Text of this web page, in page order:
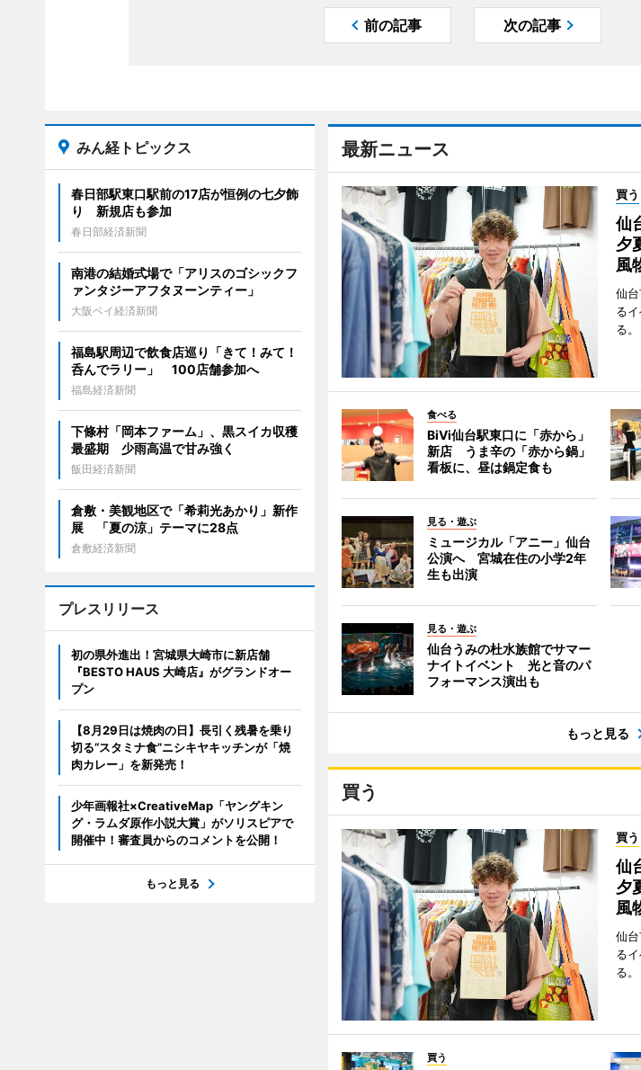
前の記事 次の記事
最新ニュース
買う
仙
夕
風
仙
る
る。
食べる
BiVi仙台駅東口に「赤から」
新店 うま辛の「赤から鍋」
看板に、昼は鍋定食も
見る・遊ぶ
ミュージカル「アニー」仙台
公演へ 宮城在住の小学2年
生も出演
見る・遊ぶ
仙台うみの杜水族館でサマー
ナイトイベント 光と音のパ
フォーマンス演出も
もっと見る
買う
買う
仙
夕
風
仙
る
る。
買う
みん経トピックス
春日部駅東口駅前の17店が恒例の七夕飾
り 新規店も参加
春日部経済新聞
南港の結婚式場で「アリスのゴシックフ
ァンタジーアフタヌーンティー」
大阪ベイ経済新聞
福島駅周辺で飲食店巡り「きて！みて！
呑んでラリー」 100店舗参加へ
福島経済新聞
下條村「岡本ファーム」、黒スイカ収穫
最盛期 少雨高温で甘み強く
飯田経済新聞
倉敷・美観地区で「希莉光あかり」新作
展 「夏の涼」テーマに28点
倉敷経済新聞
プレスリリース
初の県外進出！宮城県大崎市に新店舗
『BESTO HAUS 大崎店』がグランドオー
プン
【8月29日は焼肉の日】長引く残暑を乗り
切る“スタミナ食”ニシキヤキッチンが「焼
肉カレー」を新発売！
少年画報社×CreativeMap「ヤングキン
グ・ラムダ原作小説大賞」がソリスピアで
開催中！審査員からのコメントを公開！
もっと見る